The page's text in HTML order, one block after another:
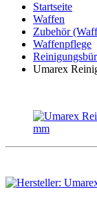
Startseite
Waffen
Zubehör
Waffenpflege
Umarex